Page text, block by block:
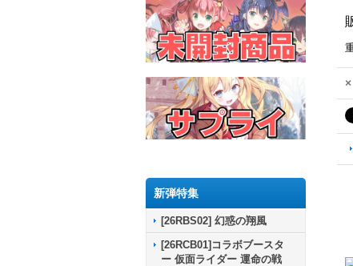
新弾特集
[26RBS02] 幻惑の翔風
[26RCB01]コラボブースタ
ー 仮面ライダー 運命の戦
×